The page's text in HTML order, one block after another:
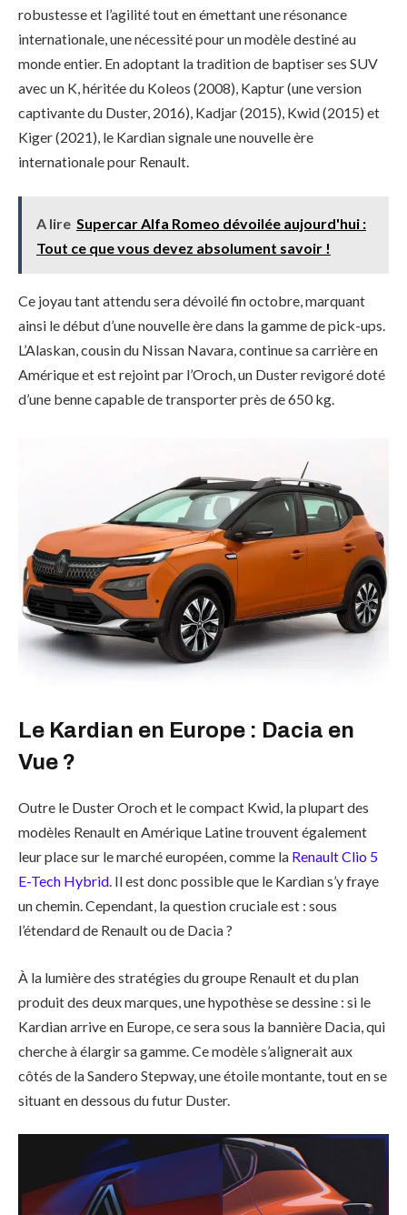
robustesse et l’agilité tout en émettant une résonance
internationale, une nécessité pour un modèle destiné au
monde entier. En adoptant la tradition de baptiser ses SUV
avec un K, héritée du Koleos (2008), Kaptur (une version
captivante du Duster, 2016), Kadjar (2015), Kwid (2015) et
Kiger (2021), le Kardian signale une nouvelle ère
internationale pour Renault.
A lire Supercar Alfa Romeo dévoilée aujourd'hui :
Tout ce que vous devez absolument savoir !
Ce joyau tant attendu sera dévoilé fin octobre, marquant
ainsi le début d’une nouvelle ère dans la gamme de pick-ups.
L’Alaskan, cousin du Nissan Navara, continue sa carrière en
Amérique et est rejoint par l’Oroch, un Duster revigoré doté
d’une benne capable de transporter près de 650 kg.
Le Kardian en Europe : Dacia en
Vue ?
Outre le Duster Oroch et le compact Kwid, la plupart des
modèles Renault en Amérique Latine trouvent également
leur place sur le marché européen, comme la Renault Clio 5
E-Tech Hybrid. Il est donc possible que le Kardian s’y fraye
un chemin. Cependant, la question cruciale est : sous
l’étendard de Renault ou de Dacia ?
À la lumière des stratégies du groupe Renault et du plan
produit des deux marques, une hypothèse se dessine : si le
Kardian arrive en Europe, ce sera sous la bannière Dacia, qui
cherche à élargir sa gamme. Ce modèle s’alignerait aux
côtés de la Sandero Stepway, une étoile montante, tout en se
situant en dessous du futur Duster.